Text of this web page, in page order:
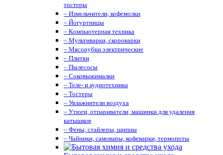
тостеры
– Измельчители, кофемолки
– Йогуртницы
– Компьютерная техника
– Мультиварки, скороварки
– Мясорубки электрические
– Плитки
– Пылесосы
– Соковыжималки
– Теле- и аудиотехника
– Тостеры
– Увлажнители воздуха
– Утюги, отпариватели, машинки для удаления
катышков
– Фены, стайлеры, щипцы
– Чайники, самовары, кофеварки, термопоты